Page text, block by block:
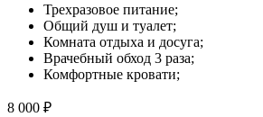
Трехразовое питание;
Общий душ и туалет;
Комната отдыха и досуга;
Врачебный обход 3 раза;
Комфортные кровати;
8 000 ₽